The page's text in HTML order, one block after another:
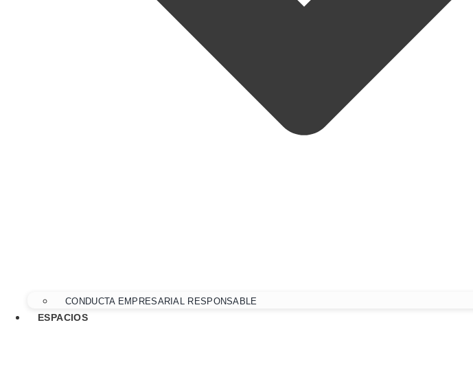
CONDUCTA EMPRESARIAL RESPONSABLE
ESPACIOS